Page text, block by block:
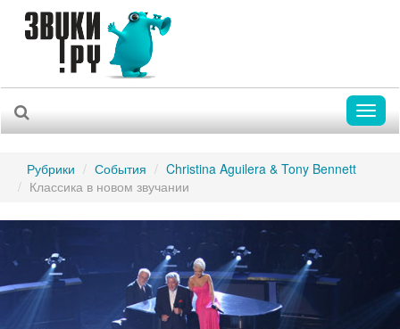
Рубрики События
Christina Aguilera & Tony Bennett
Классика в новом звучании